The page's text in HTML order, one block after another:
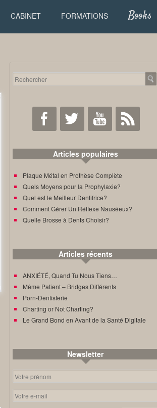
CABINET FORMATIONS Books
Facebook Twitter Youtube
Articles populaires
Plaque Métal en Prothèse Complète
Quels Moyens pour la Prophylaxie?
Quel est le Meilleur Dentifrice?
Comment Gérer Un Réflexe Nauséeux?
Quelle Brosse à Dents Choisir?
Articles récents
ANXIÉTÉ, Quand Tu Nous Tiens…
Même Patient – Bridges Différents
Porn-Dentisterie
Charting or Not Charting?
Le Grand Bond en Avant de la Santé Digitale
Newsletter